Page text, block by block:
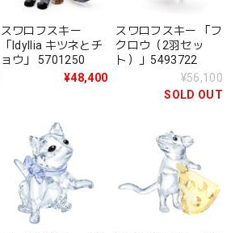
スワロフスキー
「Idyllia キツネとチ
ョウ」 5701250
¥48,400
スワロフスキー 「フ
クロウ（2羽セッ
ト）」5493722
¥56,100
SOLD OUT